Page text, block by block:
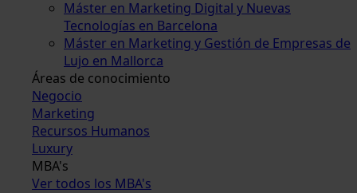
Máster en Marketing Digital y Nuevas
Tecnologías en Barcelona
Máster en Marketing y Gestión de Empresas de
Lujo en Mallorca
Áreas de conocimiento
Negocio
Marketing
Recursos Humanos
Luxury
MBA's
Ver todos los MBA's